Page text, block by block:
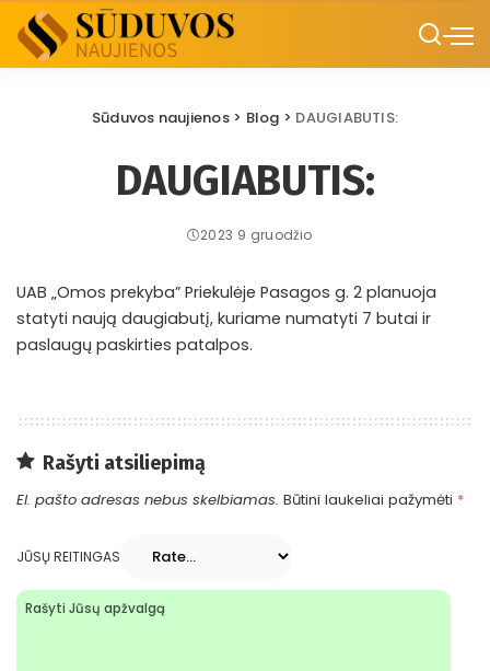
Sūduvos naujienos> Blog > DAUGIABUTIS:
DAUGIABUTIS:
2023 9 gruodžio
UAB „Omos prekyba” Priekulėje Pasagos g. 2 planuoja
statyti naują daugiabutį, kuriame numatyti 7 butai ir
paslaugų paskirties patalpos.
Rašyti atsiliepimą
El. pašto adresas nebus skelbiamas. Būtini laukeliai pažymėti *
JŪSŲ REITINGAS